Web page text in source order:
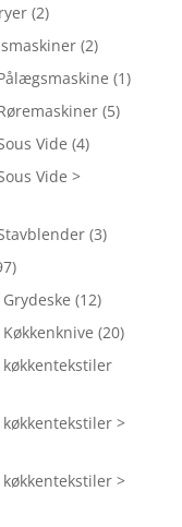
(2)
(2)
(1)
(5)
Vide (4)
Vide >
(3)
(12)
(20)
>
>